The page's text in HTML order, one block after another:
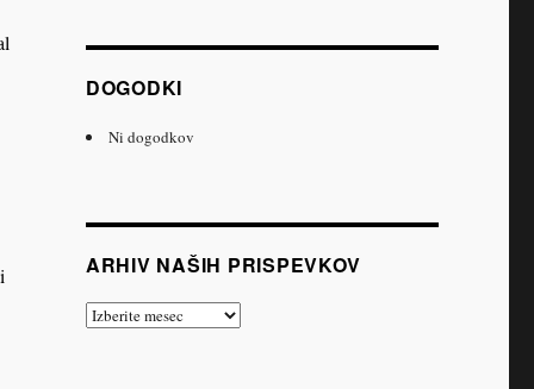
DOGODKI
Ni dogodkov
ARHIV NAŠIH PRISPEVKOV
Arhiv